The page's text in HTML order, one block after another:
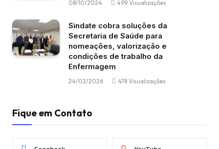
08/10/2024 499 Visualizações
Sindate cobra soluções da
Secretaria de Saúde para
nomeações, valorização e
condições de trabalho da
Enfermagem
24/02/2026 478 Visualizações
Fique em Contato